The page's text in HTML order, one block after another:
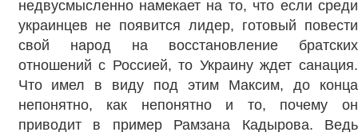
недвусмысленно намекает на то, что если среди
украинцев не появится лидер, готовый повести
свой народ на восстановление братских
отношений с Россией, то Украину ждет санация.
Что имел в виду под этим Максим, до конца
непонятно, как непонятно и то, почему он
приводит в пример Рамзана Кадырова. Ведь